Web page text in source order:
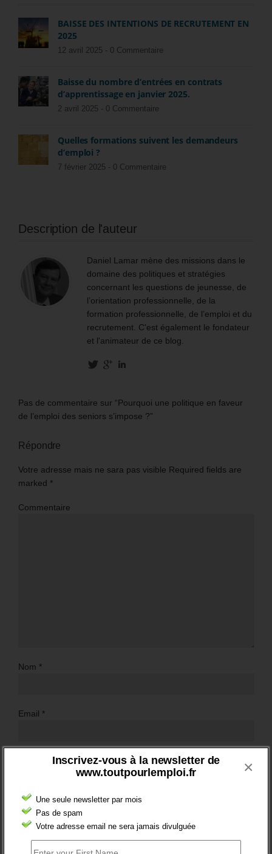
Inscrivez-vous à la newsletter de
www.toutpourlemploi.fr
Une seule newsletter par mois
Pas de spam
Votre adresse email ne sera jamais divulguée
×
BAISSE DES INTENTIONS DE RECRUTEMENT EN
2025
12 avril 2025 - 0 Commentaire
Baisse du nombre d’entrées en contrats
d’apprentissage en janvier 2025.
2 avril 2025 - 0 Commentaire
Quelles formations suivent les demandeurs
d’emploi ?
7 février 2025 - 0 Commentaire
Description de l'auteur
Daniel Lamar mène des missions dans le
domaine des politiques et stratégies
concernant les questions de jeunesse, de
l’orientation professionnelle, de la
formation professionnelle, de l’emploi et du
recrutement. C'est également le fondateur
et l'animateur de ce blog.
Pas de commentaire sur “Pourquoi une politique en faveur
de l’emploi des seniors s’impose ?”
Répondre
Votre adresse mais ne sara pas visible Required fields are
marked *
Commentaire
Nom *
Email *